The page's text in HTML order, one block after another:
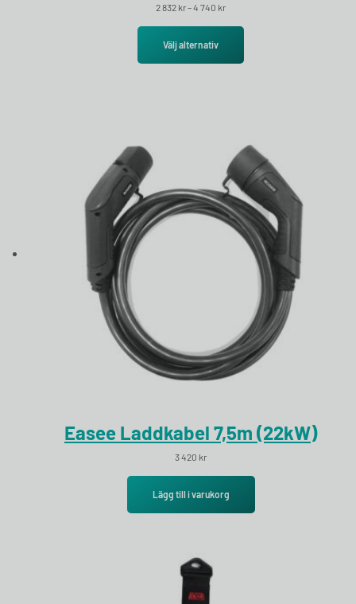
2 832 kr–4 740 krPrisintervall: 2 832 kr till 4 740 kr
Välj alternativ
Easee Laddkabel 7,5m (22kW)
3 420 kr
Lägg till i varukorg